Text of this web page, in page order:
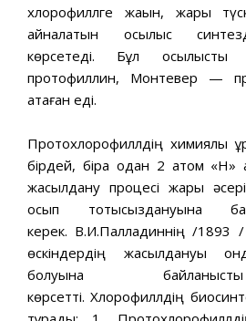
хлорофиллге жақын, жарық
айналатын қосылыс
көрсетеді. Бұл
протофиллин, Монтевер —
атаған еді.
Протохлорофиллдің химиялық
бірдей, бірақ одан 2 атом «Н»
жасылдану процесі жарық
қосып тотықсыздануына
керек. В.И.Палладиннің /1893
өскіндердің жасылдануы
болуына
көрсетті. Хлорофиллдің